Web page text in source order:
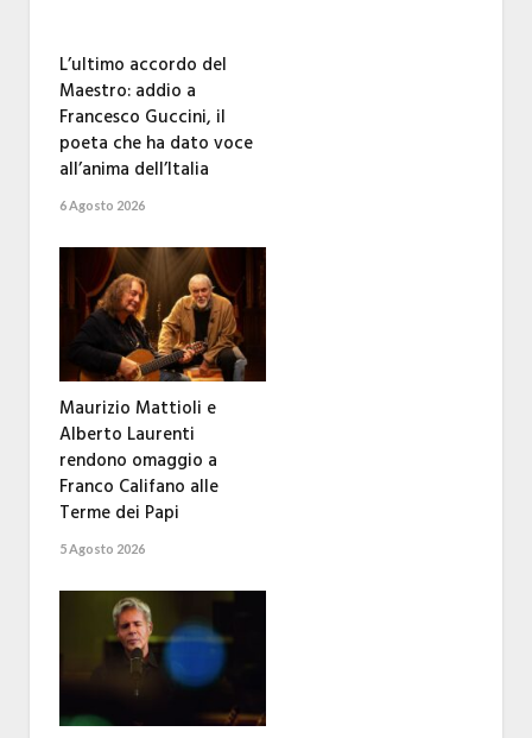
L’ultimo accordo del
Maestro: addio a
Francesco Guccini, il
poeta che ha dato voce
all’anima dell’Italia
6 Agosto 2026
Maurizio Mattioli e
Alberto Laurenti
rendono omaggio a
Franco Califano alle
Terme dei Papi
5 Agosto 2026